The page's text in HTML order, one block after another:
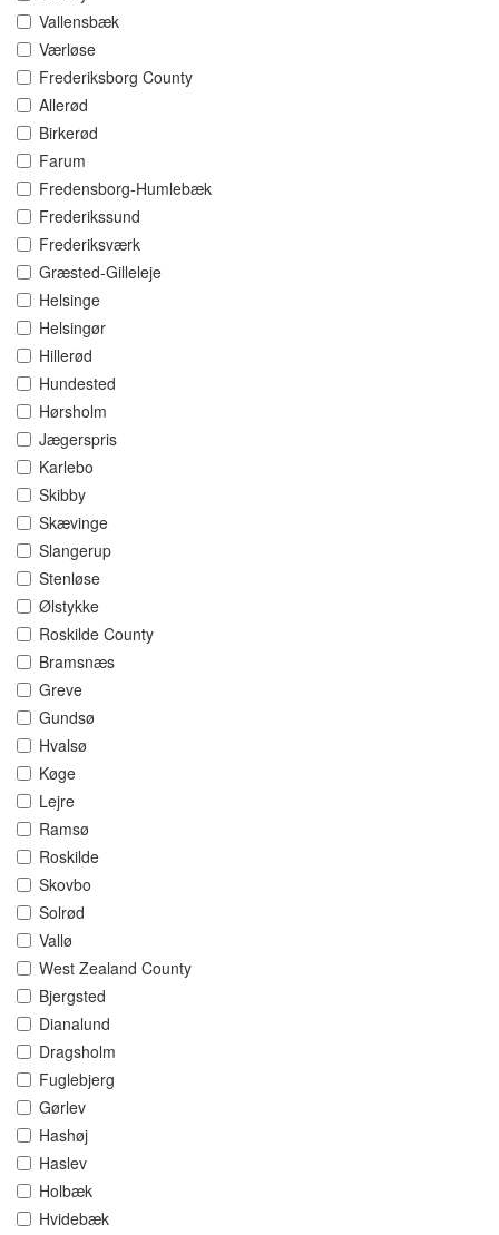
Vallensbæk
Værløse
Frederiksborg County
Allerød
Birkerød
Farum
Fredensborg-Humlebæk
Frederikssund
Frederiksværk
Græsted-Gilleleje
Helsinge
Helsingør
Hillerød
Hundested
Hørsholm
Jægerspris
Karlebo
Skibby
Skævinge
Slangerup
Stenløse
Ølstykke
Roskilde County
Bramsnæs
Greve
Gundsø
Hvalsø
Køge
Lejre
Ramsø
Roskilde
Skovbo
Solrød
Vallø
West Zealand County
Bjergsted
Dianalund
Dragsholm
Fuglebjerg
Gørlev
Hashøj
Haslev
Holbæk
Hvidebæk